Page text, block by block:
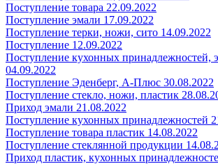
Поступление товара 22.09.2022
Поступление эмали 17.09.2022
Поступление терки, ножи, сито 14.09.2022
Поступление 12.09.2022
Поступление кухонных принадлежностей,
04.09.2022
Поступление Эденберг, А-Плюс 30.08.2022
Поступление стекло, ножи, пластик
Приход эмали 21.08.2022
Поступление кухонных принадлежностей
Поступление товара пластик 14.08.2022
Поступление стеклянной продукции
Приход пластик, кухонных